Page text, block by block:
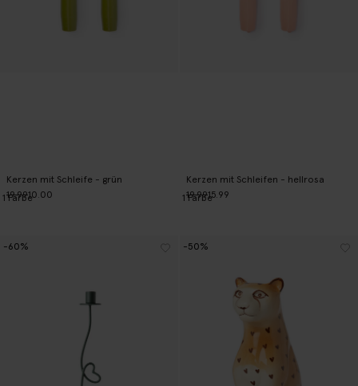
Kerzen mit Schleife - grün
19.9910.00
1Farbe
Kerzen mit Schleifen - hellrosa
19.9915.99
1Farbe
-60% -50%